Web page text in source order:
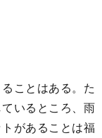
ことはある。た
いるところ、雨
があることは福